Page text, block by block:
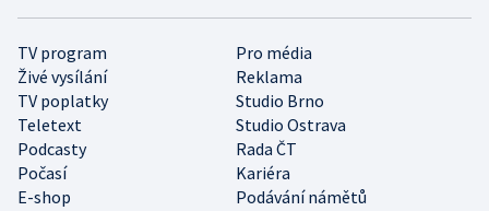
TV program
Pro média
Živé vysílání
Reklama
TV poplatky
Studio Brno
Teletext
Studio Ostrava
Podcasty
Rada ČT
Počasí
Kariéra
E-shop
Podávání námětů